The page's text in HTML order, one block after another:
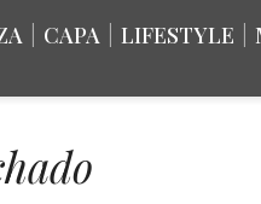
CAPA LIFESTYLE